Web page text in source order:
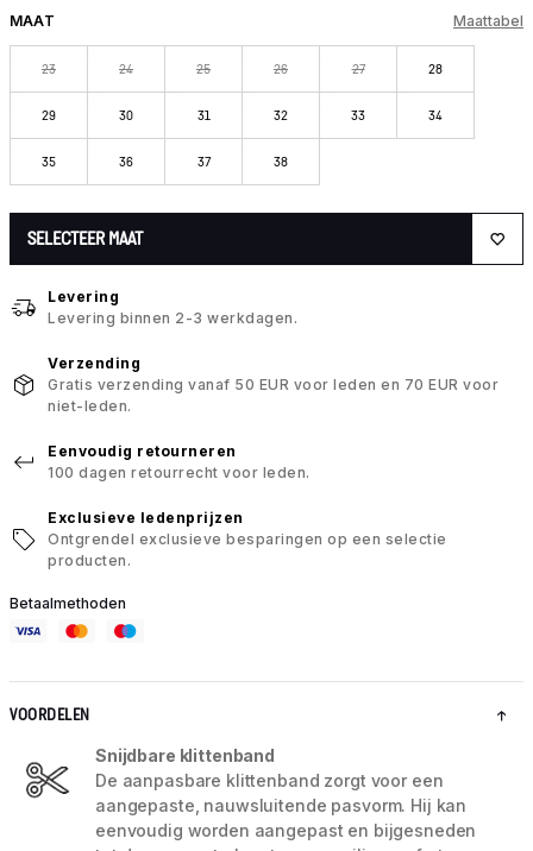
MAAT Maattabel
23 24 25 26 27 28
29 30 31 32 33 34
35 36 37 38
SELECTEER MAAT
Levering
Levering binnen 2-3 werkdagen.
Verzending
Gratis verzending vanaf 50 EUR voor leden en 70 EUR voor
niet-leden.
Eenvoudig retourneren
100 dagen retourrecht voor leden.
Exclusieve ledenprijzen
Ontgrendel exclusieve besparingen op een selectie
producten.
Betaalmethoden
VOORDELEN
Snijdbare klittenband
De aanpasbare klittenband zorgt voor een
aangepaste, nauwsluitende pasvorm. Hij kan
eenvoudig worden aangepast en bijgesneden